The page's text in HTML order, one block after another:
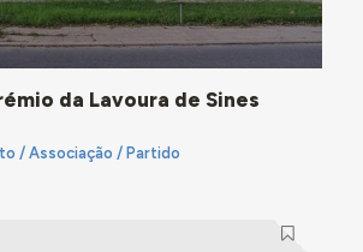
da Lavoura de Sines
/ Associação / Partido